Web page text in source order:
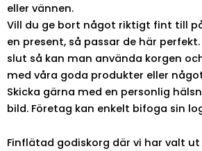
eller vännen.
Vill du ge bort något riktigt fint till
en present, så passar de här
slut så kan man använda korgen
med våra goda produkter eller
Skicka gärna med en personlig
bild. Företag kan enkelt bifoga sin
Finflätad godiskorg där vi har valt